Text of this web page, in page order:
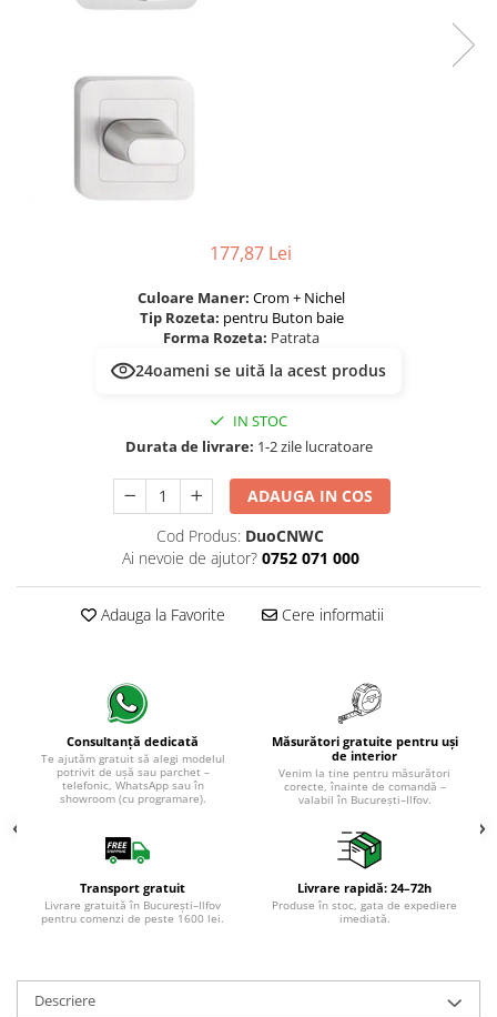
River 12 mm
Woodstock 8mm
Woodstock PRO 8mm
Woodstock XL 10mm
Woodstock XL 8mm
ADO Floor - SPC
Kaindl - Laminat
Advanced 8 mm
Evolution 12 mm
Herringbone 8 mm
Mammut 12 mm
Progress 10 mm
177,87 Lei
Culoare Maner: Crom + Nichel
Tip Rozeta: pentru Buton baie
Forma Rozeta: Patrata
24oameni se uită la acest produs
IN STOC
Durata de livrare: 1-2 zile lucratoare
ADAUGA IN COS
Cod Produs: DuoCNWC
Ai nevoie de ajutor? 0752 071 000
Adauga la Favorite Cere informatii
Consultanță dedicată
Te ajutăm gratuit să alegi modelul
potrivit de ușă sau parchet –
telefonic, WhatsApp sau în
showroom (cu programare).
Măsurători gratuite pentru uși
de interior
Venim la tine pentru măsurători
corecte, înainte de comandă –
valabil în București–Ilfov.
Transport gratuit
Livrare gratuită în București–Ilfov
pentru comenzi de peste 1600 lei.
Livrare rapidă: 24–72h
Produse în stoc, gata de expediere
imediată.
Descriere